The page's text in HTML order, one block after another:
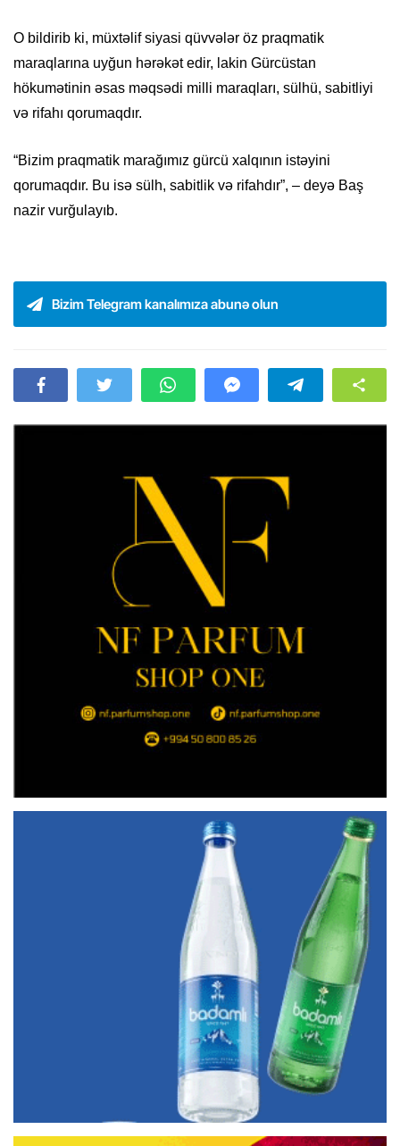
O bildirib ki, müxtəlif siyasi qüvvələr öz praqmatik
maraqlarına uyğun hərəkət edir, lakin Gürcüstan
hökumətinin əsas məqsədi milli maraqları, sülhü, sabitliyi
və rifahı qorumaqdır.
“Bizim praqmatik marağımız gürcü xalqının istəyini
qorumaqdır. Bu isə sülh, sabitlik və rifahdır”, – deyə Baş
nazir vurğulayıb.
Bizim Telegram kanalımıza abunə olun